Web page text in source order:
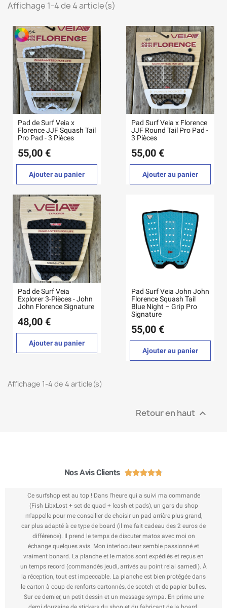
Affichage 1-4 de 4 article(s)
Pad de Surf Veia x
Florence JJF Squash Tail
Pro Pad - 3 Pièces
55,00 €
Ajouter au panier
Pad Surf Veia x Florence
JJF Round Tail Pro Pad -
3 Pièces
55,00 €
Ajouter au panier
Pad de Surf Veia
Explorer 3-Pièces - John
John Florence Signature
48,00 €
Ajouter au panier
Pad Surf Veia John John
Florence Squash Tail
Blue Night – Grip Pro
Signature
55,00 €
Ajouter au panier
Affichage 1-4 de 4 article(s)
Retour en haut 
Nos Avis Clients 
Ce surfshop est au top ! Dans l'heure qui a suivi ma commande
(Fish LibxLost + set de quad + leash et pads), un gars du shop
m'appelle pour me conseiller de choisir un pad arrière plus grand,
car plus adapté à ce type de board (il me fait cadeau des 2 euros de
différence). Il prend le temps de discuter matos avec moi on
échange quelques avis. Mon interlocuteur semble passionné et
vraiment bonard. La planche et le matos sont expédiés et reçus en
un temps record (commandés jeudi, arrivés au point relai samedi). À
la réception, tout est impeccable. La planche est bien protégée dans
le carton à coup de renforts cartonnés, de scotch et de papier bulles.
Sur ce dernier, un petit dessin et un message sympa. En prime une